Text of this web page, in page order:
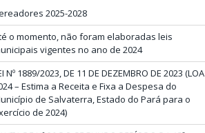
2025-2028
o momento, não foram elaboradas leis
vigentes no ano de 2024
Nº 1889/2023, DE 11 DE DEZEMBRO DE 2023 (LOA
– Estima a Receita e Fixa a Despesa do
de Salvaterra, Estado do Pará para o
de 2024)